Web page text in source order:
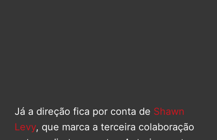
Já a direção fica por conta de Shawn
Levy, que marca a terceira colaboração